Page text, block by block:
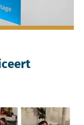
van het eerste